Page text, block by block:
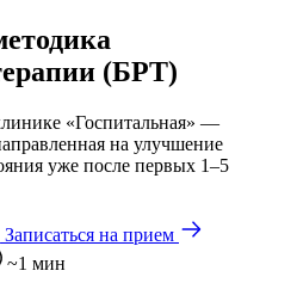
(БРТ)
«Госпитальная» —
на улучшение
уже после первых 1–5
Записаться на прием
~1 мин